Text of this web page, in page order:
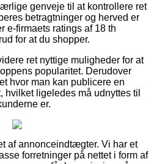
genveje til at kontrollere ret
betragtninger og herved er
e-firmaets ratings af 18 th
for at du shopper.
ret nyttige muligheder for at
popularitet. Derudover
hvor man kan publicere en
ligeledes må udnyttes til
er.
af annonceindtægter. Vi har et
forretninger på nettet i form af